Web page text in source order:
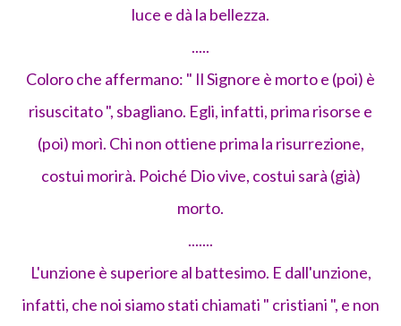
luce e dà la bellezza.
.....
Coloro che affermano: " Il Signore è morto e (poi) è
risuscitato ", sbagliano. Egli, infatti, prima risorse e
(poi) morì. Chi non ottiene prima la risurrezione,
costui morirà. Poiché Dio vive, costui sarà (già)
morto.
.......
L'unzione è superiore al battesimo. E dall'unzione,
infatti, che noi siamo stati chiamati " cristiani ", e non